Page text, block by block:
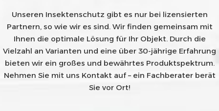
Unseren Insektenschutz gibt es nur bei lizensierten
Partnern, so wie wir es sind. Wir finden gemeinsam mit
Ihnen die optimale Lösung für Ihr Objekt. Durch die
Vielzahl an Varianten und eine über 30-jährige Erfahrung
bieten wir ein großes und bewährtes Produktspektrum.
Nehmen Sie mit uns Kontakt auf – ein Fachberater berät
Sie vor Ort!